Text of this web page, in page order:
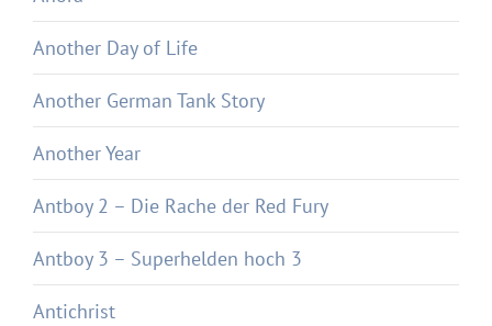
Another Day of Life
Another German Tank Story
Another Year
Antboy 2 – Die Rache der Red Fury
Antboy 3 – Superhelden hoch 3
Antichrist